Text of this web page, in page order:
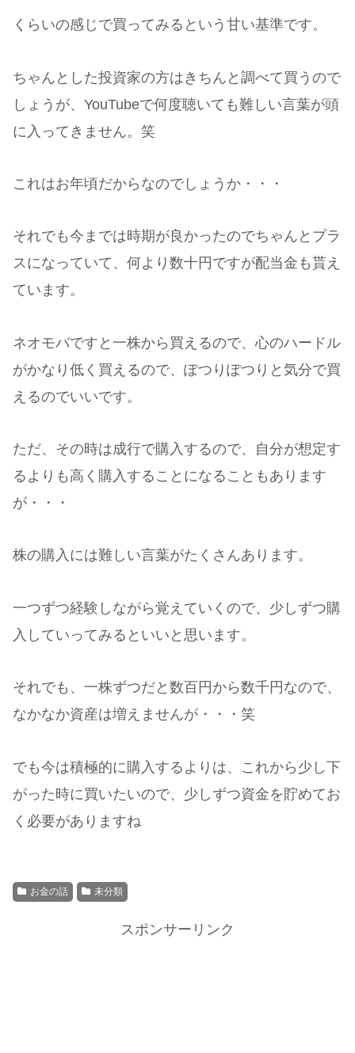
くらいの感じで買ってみるという甘い基準です。
ちゃんとした投資家の方はきちんと調べて買うので
しょうが、YouTubeで何度聴いても難しい言葉が頭
に入ってきません。笑
これはお年頃だからなのでしょうか・・・
それでも今までは時期が良かったのでちゃんとプラ
スになっていて、何より数十円ですが配当金も貰え
ています。
ネオモバですと一株から買えるので、心のハードル
がかなり低く買えるので、ぽつりぽつりと気分で買
えるのでいいです。
ただ、その時は成行で購入するので、自分が想定す
るよりも高く購入することになることもあります
が・・・
株の購入には難しい言葉がたくさんあります。
一つずつ経験しながら覚えていくので、少しずつ購
入していってみるといいと思います。
それでも、一株ずつだと数百円から数千円なので、
なかなか資産は増えませんが・・・笑
でも今は積極的に購入するよりは、これから少し下
がった時に買いたいので、少しずつ資金を貯めてお
く必要がありますね
お金の話 未分類
スポンサーリンク